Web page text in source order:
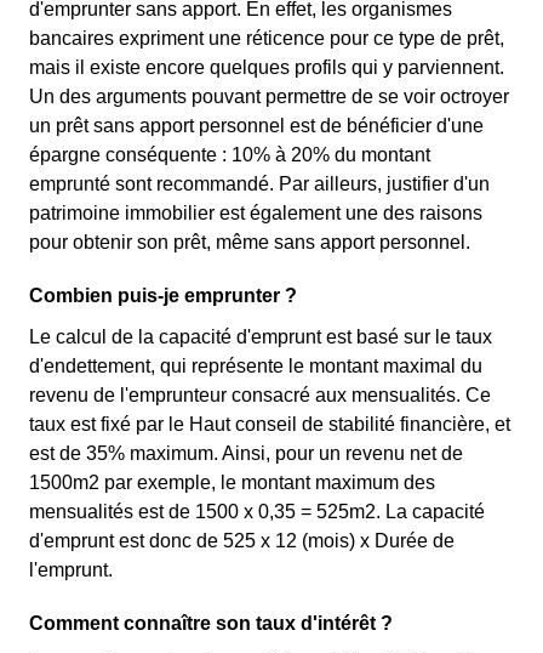
d'emprunter sans apport. En effet, les organismes
bancaires expriment une réticence pour ce type de prêt,
mais il existe encore quelques profils qui y parviennent.
Un des arguments pouvant permettre de se voir octroyer
un prêt sans apport personnel est de bénéficier d'une
épargne conséquente : 10% à 20% du montant
emprunté sont recommandé. Par ailleurs, justifier d'un
patrimoine immobilier est également une des raisons
pour obtenir son prêt, même sans apport personnel.
Combien puis-je emprunter ?
Le calcul de la capacité d'emprunt est basé sur le taux
d'endettement, qui représente le montant maximal du
revenu de l'emprunteur consacré aux mensualités. Ce
taux est fixé par le Haut conseil de stabilité financière, et
est de 35% maximum. Ainsi, pour un revenu net de
1500m2 par exemple, le montant maximum des
mensualités est de 1500 x 0,35 = 525m2. La capacité
d'emprunt est donc de 525 x 12 (mois) x Durée de
l'emprunt.
Comment connaître son taux d'intérêt ?